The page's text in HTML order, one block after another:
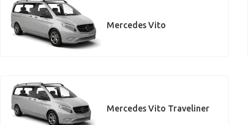
Mercedes Vito
Mercedes Vito Traveliner